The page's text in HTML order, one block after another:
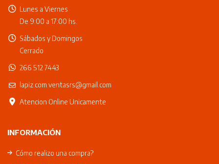
Lunes a Viernes
De 9:00 a 17:00 hs.
Sábados y Domingos
Cerrado
266 512 7443
lapiz.com.ventasrs@gmail.com
Atencion Online Unicamente
INFORMACIÓN
Cómo realizo una compra?